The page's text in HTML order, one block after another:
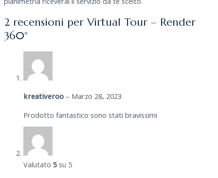
2 recensioni per Virtual Tour – Render
360°
kreativeroo – Marzo 28, 2023
Prodotto fantastico sono stati bravissimi
Valutato 5 su 5